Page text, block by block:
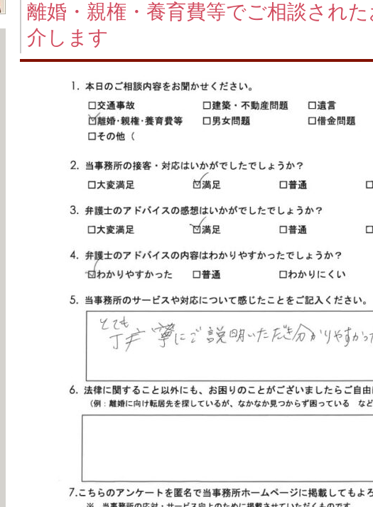
離婚・親権・養育費等でご相談され
介します